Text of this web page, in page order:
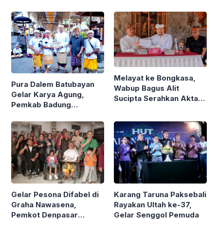
Pura Dalem Batubayan
Gelar Karya Agung,
Pemkab Badung
Melayat ke Bongkasa,
Wabup Bagus Alit
Sucipta Serahkan Akta
Gelar Pesona Difabel di
Graha Nawasena,
Pemkot Denpasar
Karang Taruna Paksebali
Rayakan Ultah ke-37,
Gelar Senggol Pemuda